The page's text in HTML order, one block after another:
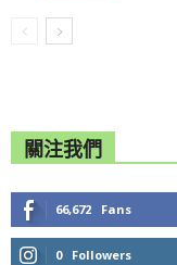
關注我們
66,672 Fans
0 Followers